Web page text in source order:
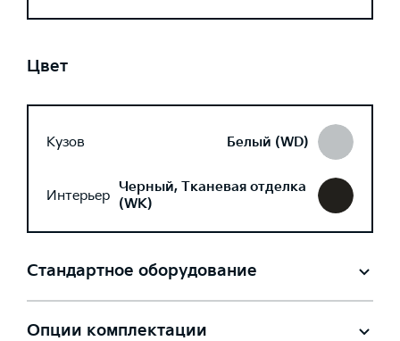
Цвет
Кузов Белый (WD)
Интерьер Черный, Тканевая отделка
(WK)
Стандартное оборудование
Опции комплектации